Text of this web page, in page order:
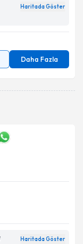
Haritada Göster
Daha Fazla
Haritada Göster